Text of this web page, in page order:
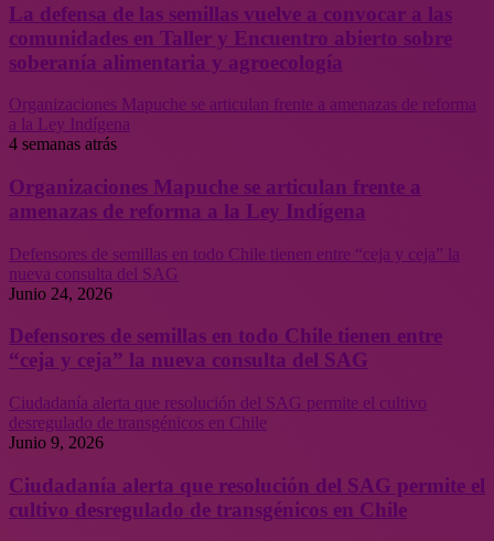
La defensa de las semillas vuelve a convocar a las
comunidades en Taller y Encuentro abierto sobre
soberanía alimentaria y agroecología
Organizaciones Mapuche se articulan frente a amenazas de reforma
a la Ley Indígena
4 semanas atrás
Organizaciones Mapuche se articulan frente a
amenazas de reforma a la Ley Indígena
Defensores de semillas en todo Chile tienen entre “ceja y ceja” la
nueva consulta del SAG
Junio 24, 2026
Defensores de semillas en todo Chile tienen entre
“ceja y ceja” la nueva consulta del SAG
Ciudadanía alerta que resolución del SAG permite el cultivo
desregulado de transgénicos en Chile
Junio 9, 2026
Ciudadanía alerta que resolución del SAG permite el
cultivo desregulado de transgénicos en Chile